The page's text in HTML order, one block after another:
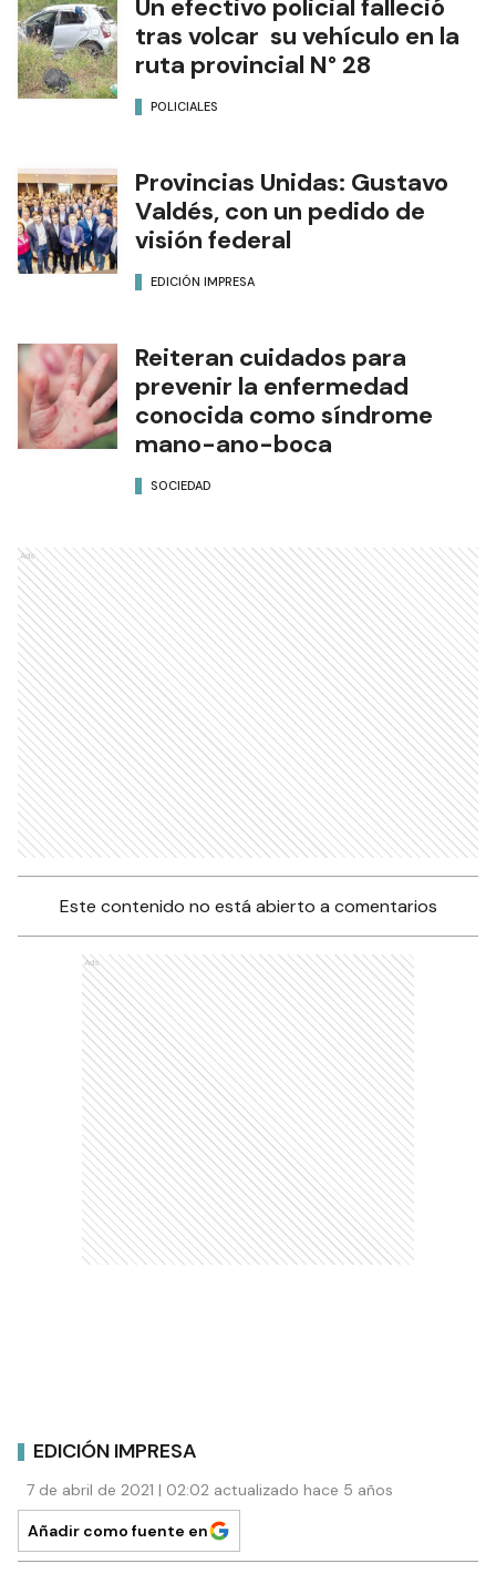
Un efectivo policial falleció
tras volcar su vehículo en la
ruta provincial N° 28
POLICIALES
Provincias Unidas: Gustavo
Valdés, con un pedido de
visión federal
EDICIÓN IMPRESA
Reiteran cuidados para
prevenir la enfermedad
conocida como síndrome
mano-ano-boca
SOCIEDAD
Ads
Este contenido no está abierto a comentarios
Ads
EDICIÓN IMPRESA
7 de abril de 2021 | 02:02 actualizado hace 5 años
Añadir como fuente en